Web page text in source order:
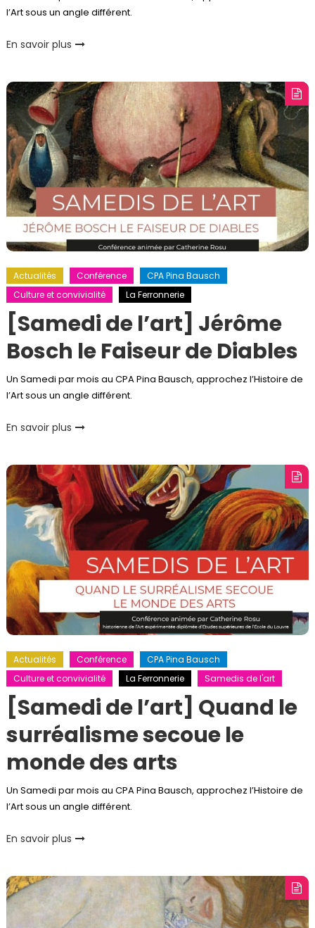
l’Art sous un angle différent.
En savoir plus
Actualités Conférence
CPA Pina Bausch
Culture et convivialité
La Ferronnerie
[Samedi de l’art] Jérôme
Bosch le Faiseur de Diables
Un Samedi par mois au CPA Pina Bausch, approchez l’Histoire de
l’Art sous un angle différent.
En savoir plus
Actualités Conférence
CPA Pina Bausch
Culture et convivialité
La Ferronnerie Samedis de l'art
[Samedi de l’art] Quand le
surréalisme secoue le
monde des arts
Un Samedi par mois au CPA Pina Bausch, approchez l’Histoire de
l’Art sous un angle différent.
En savoir plus